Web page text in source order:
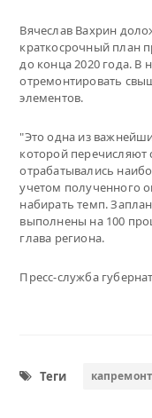
Вячеслав Вахрин
краткосрочный план
до конца 2020 года. В
отремонтировать
элементов.
"Это одна из
которой перечисляют
отрабатывались
учетом полученного
набирать темп.
выполнены на 100
глава региона.
Пресс-служба
Теги капремонт